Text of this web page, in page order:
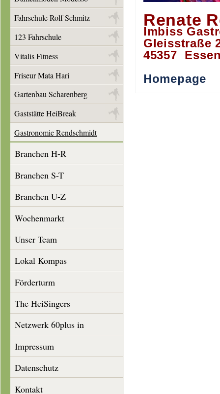
Fahrschule Rolf Schmitz
123 Fahrschule
Vitalis Fitness
Friseur Mata Hari
Gartenbau Scharenberg
Gaststätte HeiBreak
Gastronomie Rendschmidt
Branchen H-R
Branchen S-T
Branchen U-Z
Wochenmarkt
Unser Team
Lokal Kompas
Förderturm
The HeiSingers
Netzwerk 60plus in
Heisingen
Impressum
Datenschutz
Kontakt
Renate
Imbiss
Gleisstraße
45357
Homepage